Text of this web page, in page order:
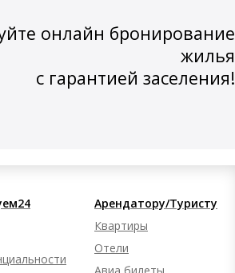
онлайн бронирование
жилья
с гарантией заселения!
Арендатору/Туристу
Квартиры
Отели